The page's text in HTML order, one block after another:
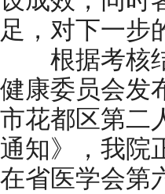
足，对下一步
根据考核结
健康委员会发
市花都区第二
通知》，我院
在省医学会第